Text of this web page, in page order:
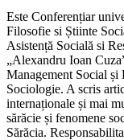
Este Conferențiar
Filosofie si Știinte
Asistență Socială si
„Alexandru Ioan
Management Social
Sociologie. A scris
internaționale și mai
sărăcie și fenomene
Sărăcia.